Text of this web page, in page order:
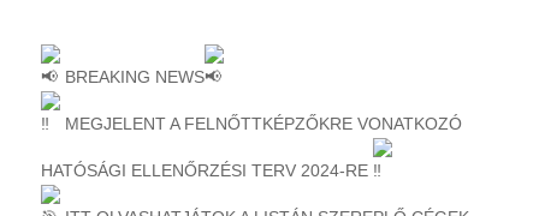
BREAKING NEWS
MEGJELENT A FELNŐTTKÉPZŐKRE VONATKOZÓ
HATÓSÁGI ELLENŐRZÉSI TERV 2024-RE